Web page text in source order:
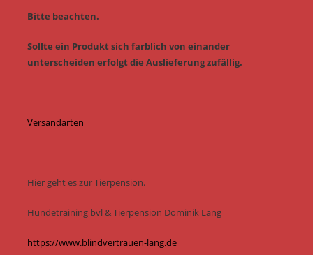
Bitte beachten.
Sollte ein Produkt sich farblich von einander
unterscheiden erfolgt die Auslieferung zufällig.
Versandarten
Hier geht es zur Tierpension.
Hundetraining bvl & Tierpension Dominik Lang
https://www.blindvertrauen-lang.de